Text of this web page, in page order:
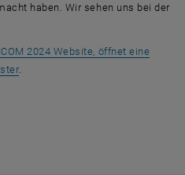
haben. Wir sehen uns bei der
2024 Website, öffnet eine
, öffnet eine externe URL in einem